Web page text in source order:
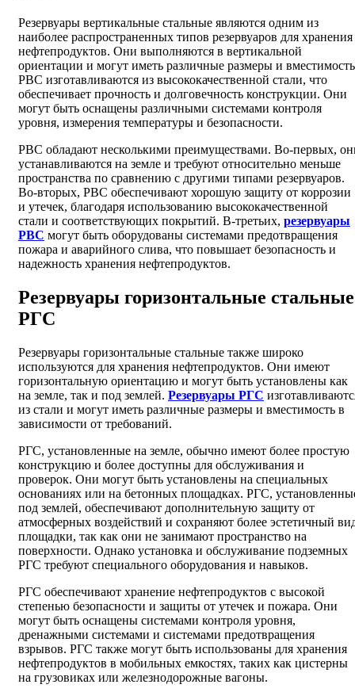
Резервуары вертикальные стальные являются одним из
наиболее распространенных типов резервуаров для хранения
нефтепродуктов. Они выполняются в вертикальной
ориентации и могут иметь различные размеры и
РВС изготавливаются из высококачественной стали, что
обеспечивает прочность и долговечность конструкции. Они
могут быть оснащены различными системами контроля
уровня, измерения температуры и безопасности.
РВС обладают несколькими преимуществами. Во-первых,
устанавливаются на земле и требуют относительно меньше
пространства по сравнению с другими типами резервуаров.
Во-вторых, РВС обеспечивают хорошую защиту от коррозии
и утечек, благодаря использованию высококачественной
стали и соответствующих покрытий. В-третьих, резервуары
РВС могут быть оборудованы системами предотвращения
пожара и аварийного слива, что повышает безопасность и
надежность хранения нефтепродуктов.
Резервуары горизонтальные стальные
РГС
Резервуары горизонтальные стальные также широко
используются для хранения нефтепродуктов. Они имеют
горизонтальную ориентацию и могут быть установлены как
на земле, так и под землей. Резервуары РГС
из стали и могут иметь различные размеры и вместимость в
зависимости от требований.
РГС, установленные на земле, обычно имеют более простую
конструкцию и более доступны для обслуживания и
проверок. Они могут быть установлены на специальных
основаниях или на бетонных площадках. РГС,
под землей, обеспечивают дополнительную защиту от
атмосферных воздействий и сохраняют более эстетичный
площадки, так как они не занимают пространство на
поверхности. Однако установка и обслуживание подземных
РГС требуют специального оборудования и навыков.
РГС обеспечивают хранение нефтепродуктов с высокой
степенью безопасности и защиты от утечек и пожара. Они
могут быть оснащены системами контроля уровня,
дренажными системами и системами предотвращения
взрывов. РГС также могут быть использованы для хранения
нефтепродуктов в мобильных емкостях, таких как цистерны
на грузовиках или железнодорожные вагоны.